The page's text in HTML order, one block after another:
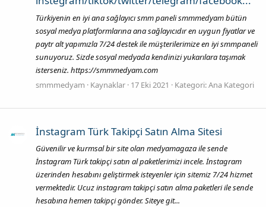
Türkiyenin en iyi ana sağlayıcı smm paneli smmmedyam bütün
sosyal medya platformlarına ana sağlayıcıdır en uygun fiyatlar ve
paytr alt yapımızla 7/24 destek ile müşterilerimize en iyi smmpaneli
sunuyoruz. Sizde sosyal medyada kendinizi yukarılara taşımak
isterseniz. https://smmmedyam.com
smmmedyam
Kaynaklar 17 Eki 2021 Kategori:Ana Kategori
İnstagram Türk Takipçi Satın Alma Sitesi
Güvenilir ve kurmsal bir site olan medyamagaza ile sende
İnstagram Türk takipçi satın al paketlerimizi incele. İnstagram
üzerinden hesabını geliştirmek isteyenler için sitemiz 7/24 hizmet
vermektedir. Ucuz instagram takipçi satın alma paketleri ile sende
hesabına hemen takipçi gönder. Siteye git...